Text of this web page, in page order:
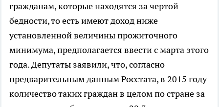
гражданам, которые находятся за чертой
бедности, то есть имеют доход ниже
установленной величины прожиточного
минимума, предполагается ввести с марта этого
года. Депутаты заявили, что, согласно
предварительным данным Росстата, в 2015 году
количество таких граждан в целом по стране за